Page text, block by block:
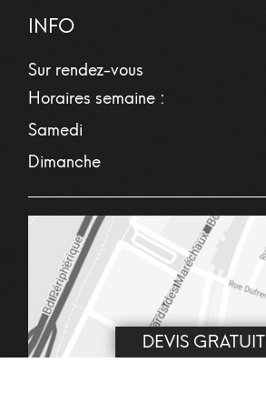
INFO
Sur rendez-vous
Horaires semaine :
Samedi
Dimanche
DEVIS GRATUIT